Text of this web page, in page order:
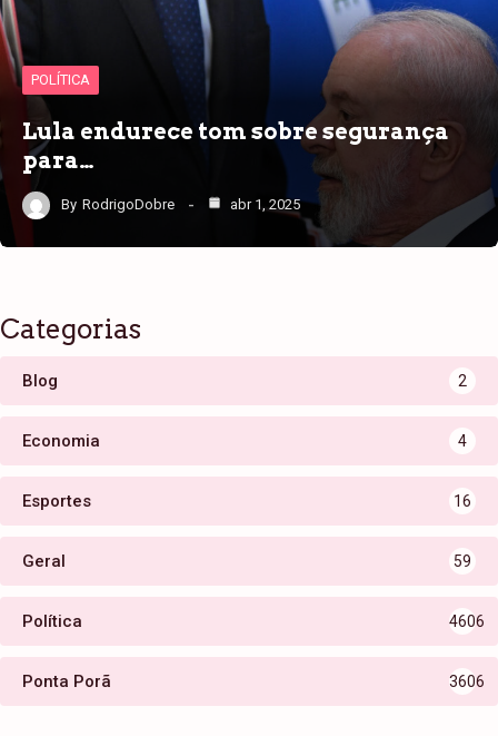
POLÍTICA
Lula endurece tom sobre segurança
para…
By RodrigoDobre abr 1, 2025
Categorias
Blog 2
Economia 4
Esportes 16
Geral 59
Política 4606
Ponta Porã 3606